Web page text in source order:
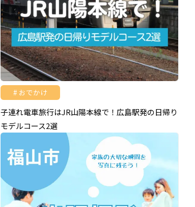
おでかけ
子連れ電車旅行はJR山陽本線で！広島駅発の日帰り
モデルコース2選